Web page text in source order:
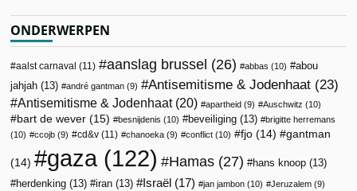
ONDERWERPEN
aalst carnaval (11) aanslag brussel (26) abbas (10)
abou
jahjah (13) andré gantman (9) Antisemitisme & Jodenhaat (23)
Antisemitisme & Jodenhaat(20) apartheid (9) Auschwitz (10)
bart de wever (15) besnijdenis (10) beveiliging (13)
brigitte herremans
(10)
ccojb (9) cd&v (11) chanoeka (9) conflict (10) fjo (14) gantman
(14) gaza(122) Hamas (27) hans knoop (13)
herdenking (13) iran (13) Israël (17) jan jambon (10) Jeruzalem (9)